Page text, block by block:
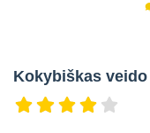
Kokybiškas